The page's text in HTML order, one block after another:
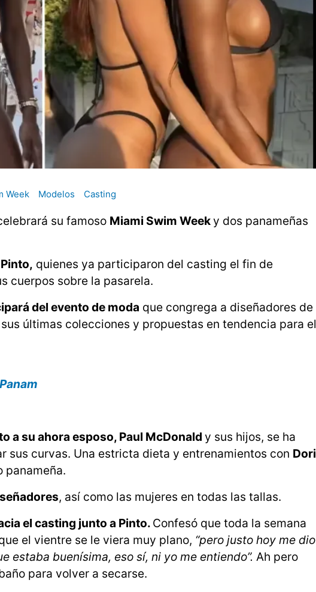
Week Modelos Casting
su famoso Miami Swim Weeky dos panameñas
quienes ya participaron del casting el fin de
cuerpos sobre la pasarela.
del evento de moda que congrega a diseñadores de
últimas colecciones y propuestas en tendencia para el
a su ahora esposo, Paul McDonald y sus hijos, se ha
curvas. Una estricta dieta y entrenamientos con Dori
panameña.
, así como las mujeres en todas las tallas.
el casting junto a Pinto. Confesó que toda la semana
el vientre se le viera muy plano, “pero justo hoy me dio
estaba buenísima, eso sí, ni yo me entiendo”. Ah pero
para volver a secarse.